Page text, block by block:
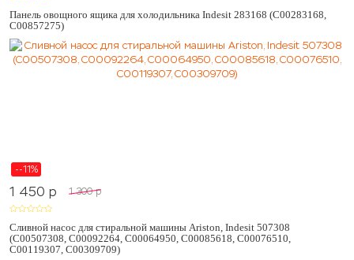
Панель овощного ящика для холодильника Indesit 283168 (C00283168,
C00857275)
--11%
1 450 p 1 300 p
Сливной насос для стиральной машины Ariston, Indesit 507308
(C00507308, C00092264, C00064950, C00085618, C00076510,
C00119307, C00309709)